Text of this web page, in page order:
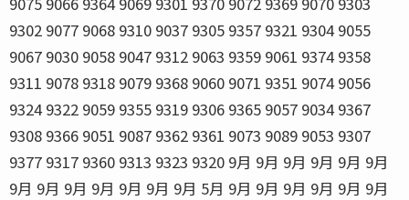
9302 9077 9068 9310 9037 9305 9357 9321 9304 9055
9067 9030 9058 9047 9312 9063 9359 9061 9374 9358
9311 9078 9318 9079 9368 9060 9071 9351 9074 9056
9324 9322 9059 9355 9319 9306 9365 9057 9034 9367
9308 9366 9051 9087 9362 9361 9073 9089 9053 9307
9377 9317 9360 9313 9323 9320 9月 9月 9月 9月 9月 9月
9月 9月 9月 9月 9月 9月 9月 5月 9月 9月 9月 9月 9月 9月